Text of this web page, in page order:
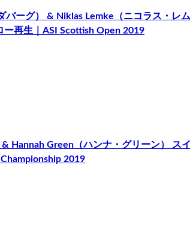
バーグ） & Niklas Lemke（ニコラス・レ
再生｜ASI Scottish Open 2019
Hannah Green（ハンナ・グリーン） スイ
2019